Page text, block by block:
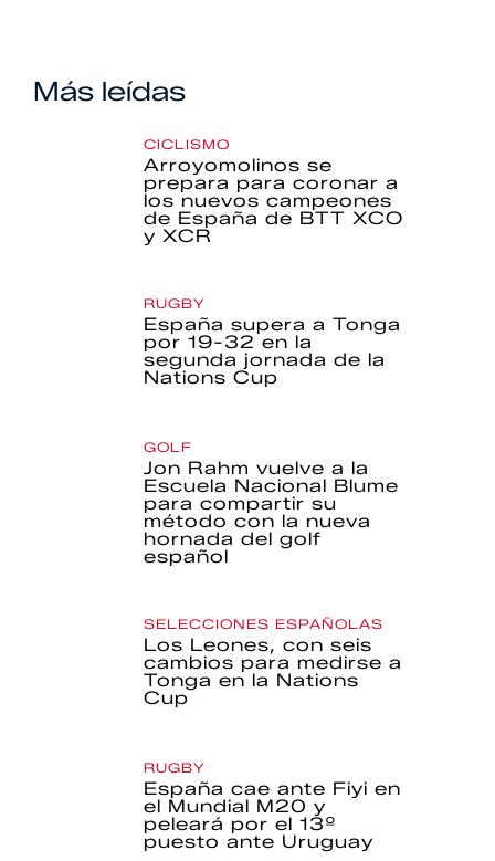
Más leídas
CICLISMO
Arroyomolinos se
prepara para coronar a
los nuevos campeones
de España de BTT XCO
y XCR
RUGBY
España supera a Tonga
por 19-32 en la
segunda jornada de la
Nations Cup
GOLF
Jon Rahm vuelve a la
Escuela Nacional Blume
para compartir su
método con la nueva
hornada del golf
español
SELECCIONES ESPAÑOLAS
Los Leones, con seis
cambios para medirse a
Tonga en la Nations
Cup
RUGBY
España cae ante Fiyi en
el Mundial M20 y
peleará por el 13º
puesto ante Uruguay